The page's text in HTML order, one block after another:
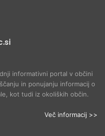
informativni portal v občini
in ponujanju informacij o
kot tudi iz okoliških občin.
Več informacij >>